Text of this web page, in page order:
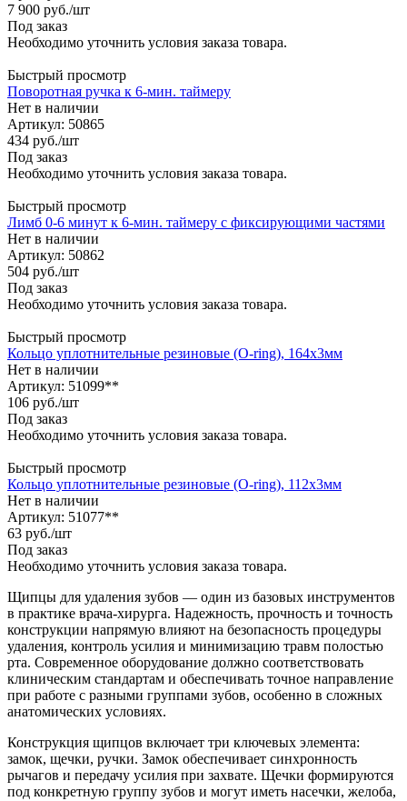
7 900 руб./шт
Под заказ
Необходимо уточнить условия заказа товара.
Быстрый просмотр
Поворотная ручка к 6-мин. таймеру
Нет в наличии
Артикул: 50865
434 руб./шт
Под заказ
Необходимо уточнить условия заказа товара.
Быстрый просмотр
Лимб 0-6 минут к 6-мин. таймеру с фиксирующими частями
Нет в наличии
Артикул: 50862
504 руб./шт
Под заказ
Необходимо уточнить условия заказа товара.
Быстрый просмотр
Кольцо уплотнительные резиновые (O-ring), 164х3мм
Нет в наличии
Артикул: 51099**
106 руб./шт
Под заказ
Необходимо уточнить условия заказа товара.
Быстрый просмотр
Кольцо уплотнительные резиновые (O-ring), 112х3мм
Нет в наличии
Артикул: 51077**
63 руб./шт
Под заказ
Необходимо уточнить условия заказа товара.
Щипцы для удаления зубов — один из базовых инструментов
в практике врача-хирурга. Надежность, прочность и точность
конструкции напрямую влияют на безопасность процедуры
удаления, контроль усилия и минимизацию травм полостью
рта. Современное оборудование должно соответствовать
клиническим стандартам и обеспечивать точное направление
при работе с разными группами зубов, особенно в сложных
анатомических условиях.
Конструкция щипцов включает три ключевых элемента:
замок, щечки, ручки. Замок обеспечивает синхронность
рычагов и передачу усилия при захвате. Щечки формируются
под конкретную группу зубов и могут иметь насечки, желоба,